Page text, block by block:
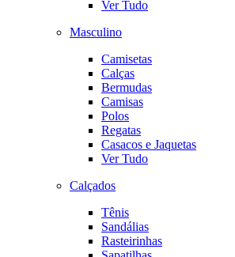
Ver Tudo
Masculino
Camisetas
Calças
Bermudas
Camisas
Polos
Regatas
Casacos e Jaquetas
Ver Tudo
Calçados
Tênis
Sandálias
Rasteirinhas